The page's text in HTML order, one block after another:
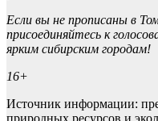
Если вы не прописаны в
присоединяйтесь к
ярким сибирским городам!
16+
Источник информации:
природных ресурсов и